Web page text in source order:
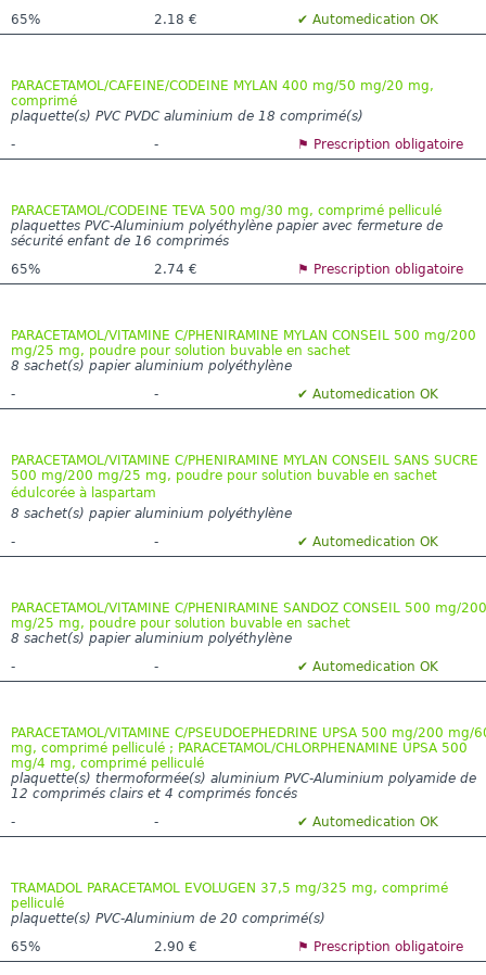
65%
2.18 € ✔ Automedication OK
PARACETAMOL/CAFEINE/CODEINE MYLAN 400 mg/50 mg/20 mg,
comprimé
plaquette(s) PVC PVDC aluminium de 18 comprimé(s)
-
- ⚑ Prescription obligatoire
PARACETAMOL/CODEINE TEVA 500 mg/30 mg, comprimé pelliculé
plaquettes PVC-Aluminium polyéthylène papier avec fermeture de
sécurité enfant de 16 comprimés
65%
2.74 € ⚑ Prescription obligatoire
PARACETAMOL/VITAMINE C/PHENIRAMINE MYLAN CONSEIL 500 mg/200
mg/25 mg, poudre pour solution buvable en sachet
8 sachet(s) papier aluminium polyéthylène
-
- ✔ Automedication OK
PARACETAMOL/VITAMINE C/PHENIRAMINE MYLAN CONSEIL SANS SUCRE
500 mg/200 mg/25 mg, poudre pour solution buvable en sachet
édulcorée à laspartam
8 sachet(s) papier aluminium polyéthylène
-
- ✔ Automedication OK
PARACETAMOL/VITAMINE C/PHENIRAMINE SANDOZ CONSEIL 500 mg/200
mg/25 mg, poudre pour solution buvable en sachet
8 sachet(s) papier aluminium polyéthylène
-
- ✔ Automedication OK
PARACETAMOL/VITAMINE C/PSEUDOEPHEDRINE UPSA 500 mg/200 mg/
mg, comprimé pelliculé ; PARACETAMOL/CHLORPHENAMINE UPSA 500
mg/4 mg, comprimé pelliculé
plaquette(s) thermoformée(s) aluminium PVC-Aluminium polyamide de
12 comprimés clairs et 4 comprimés foncés
-
- ✔ Automedication OK
TRAMADOL PARACETAMOL EVOLUGEN 37,5 mg/325 mg, comprimé
pelliculé
plaquette(s) PVC-Aluminium de 20 comprimé(s)
65%
2.90 € ⚑ Prescription obligatoire